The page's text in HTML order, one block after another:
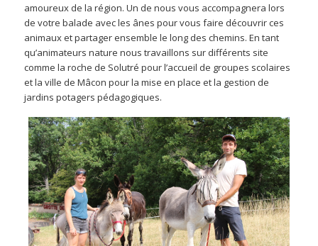
amoureux de la région. Un de nous vous accompagnera lors
de votre balade avec les ânes pour vous faire découvrir ces
animaux et partager ensemble le long des chemins. En tant
qu’animateurs nature nous travaillons sur différents site
comme la roche de Solutré pour l’accueil de groupes scolaires
et la ville de Mâcon pour la mise en place et la gestion de
jardins potagers pédagogiques.